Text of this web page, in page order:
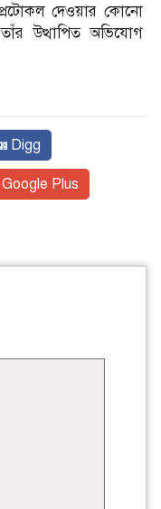
দেওয়ার কোনো
উত্থাপিত অভিযোগ
Digg
Google Plus